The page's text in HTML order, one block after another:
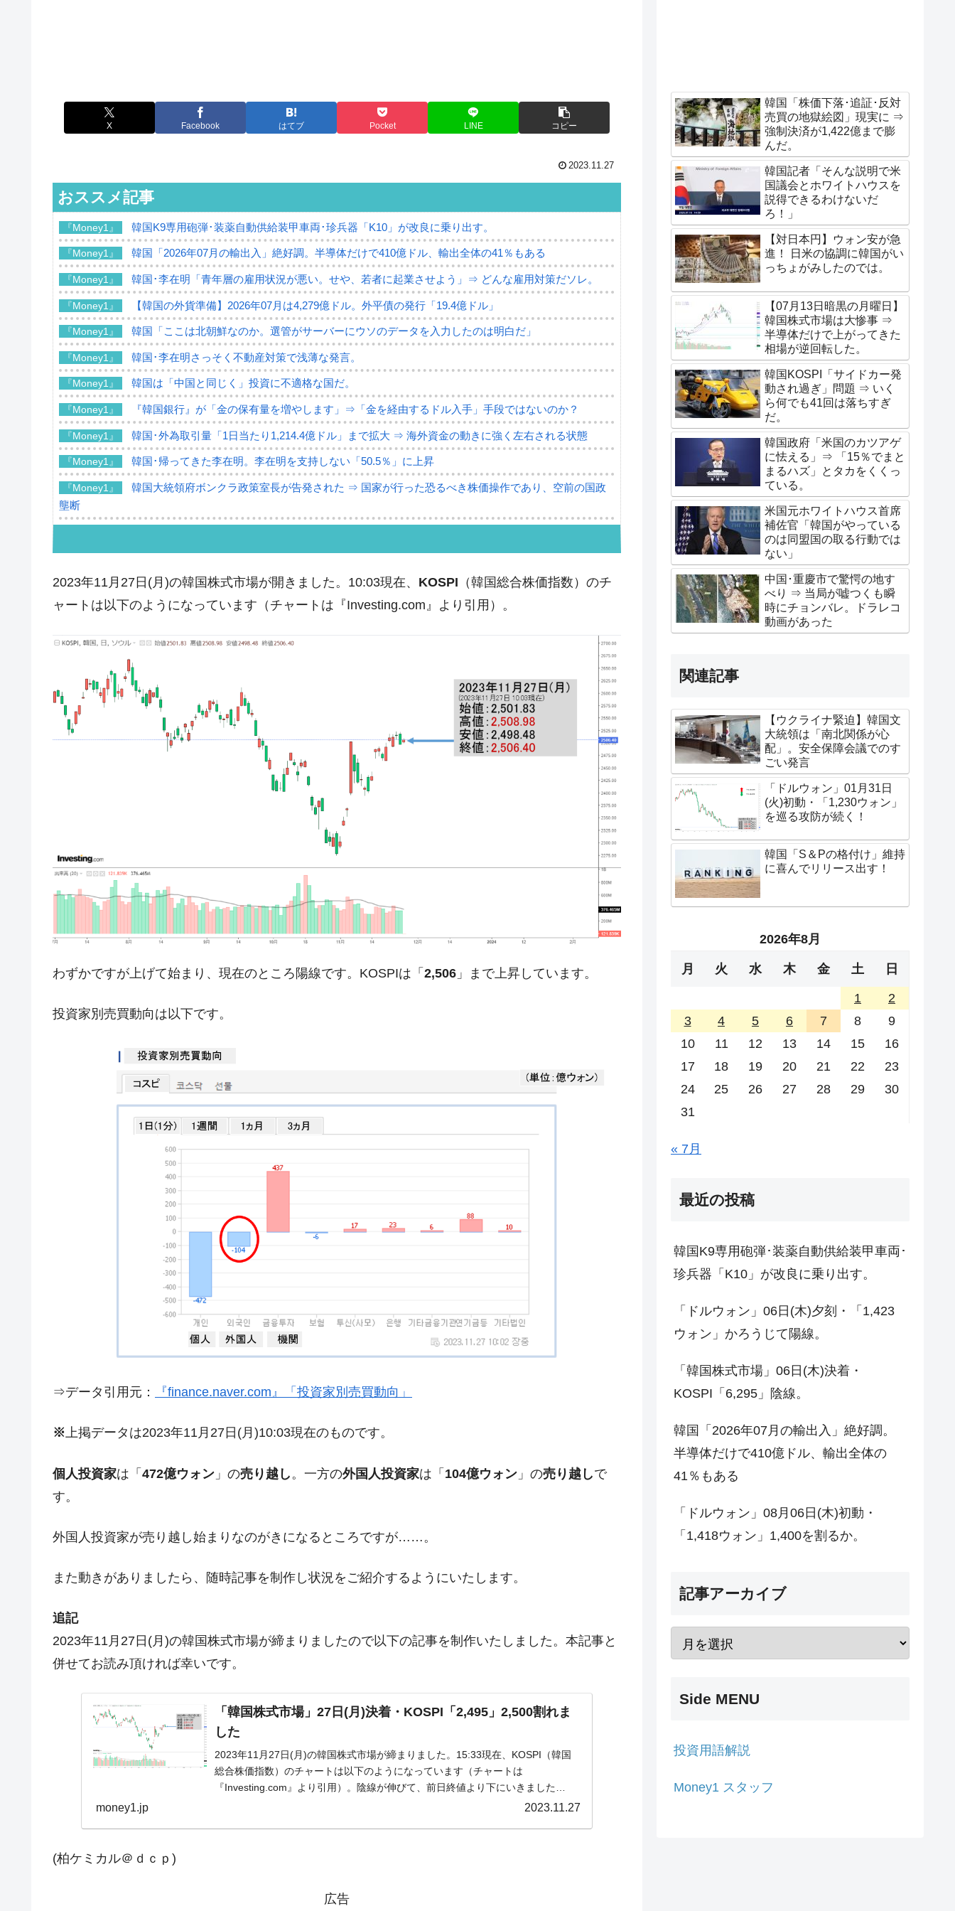
X Facebook はてブ Pocket LINE コピー
2023.11.27
おススメ記事
『Money1』 韓国K9専用砲弾･装薬自動供給装甲車両･珍兵器「K10」が改良に乗り出す。
『Money1』 韓国「2026年07月の輸出入」絶好調。半導体だけで410億ドル、輸出全体の41％もある
『Money1』 韓国･李在明「青年層の雇用状況が悪い。せや、若者に起業させよう」⇒ どんな雇用対策だソレ。
『Money1』 【韓国の外貨準備】2026年07月は4,279億ドル。外平債の発行「19.4億ドル」
『Money1』 韓国「ここは北朝鮮なのか。選管がサーバーにウソのデータを入力したのは明白だ」
『Money1』 韓国･李在明さっそく不動産対策で浅薄な発言。
『Money1』 韓国は「中国と同じく」投資に不適格な国だ。
『Money1』 『韓国銀行』が「金の保有量を増やします」⇒「金を経由するドル入手」手段ではないのか？
『Money1』 韓国･外為取引量「1日当たり1,214.4億ドル」まで拡大 ⇒ 海外資金の動きに強く左右される状態
『Money1』 韓国･帰ってきた李在明。李在明を支持しない「50.5％」に上昇
『Money1』
韓国大統領府ボンクラ政策室長が告発された ⇒ 国家が行った恐るべき株価操作であり、空前の国政
壟断
中国だけが鉄鋼輸出を異常増加させる ⇒ 中国の過剰生産が世界を蝕む。
『Money1』 韓国製造業「半導体絶好調」のウラで他業種は全般的「不調」⇒ PSIが示す現況は決して良くない。
『Money1』 【米韓激突案件】韓国消費者院が『クーパン』1人当たり賠償10万ウォンを認定 ⇒ 総額3兆7,000億
『Money1』
韓国型イージス搭載の次世代駆逐艦「KDDX」1番艦、2032年竣工と公示
『Money1』 【対日本円】ウォン安が急進！ 日米の協調に韓国がいっちょがみしたのでは。
『Money1』
韓国政府『BYD』車への補助金を全廃 ⇒ 実は韓国で『BYD』車は売れている。6カ月で対前年同期比
1.9倍！
在韓米国大使スティールが着韓！⇒ さっそく空港に詰めかけ「出て行け！」「極右勢力」のプラカー
韓国政府「2035年までに18.4GW規模のAIデータセンター整備」⇒ だから無理だってば。
JPモルガン「韓国レバレッジETFの清算はほぼ終わった」
『Money1』 韓国『国民年金公団』株価暴落で200兆蒸発。
『Money1』 韓国政府「ニセＫ-ブランドを通報しようキャンペーン」⇒ あの名物教授も登場！
『Money1』 韓国「橋が落ちました」⇒ 耐久性「なさすぎ」では。
『Money1』 韓国鉄鋼最大手『POSCO』ズブズブ沈む。営業利益80.2％も減少
する差別。許してはおかぬ
韓国･加徳島新国際空港「またも暗礁」の危機 ⇒ 10.7兆では損が出るからできない。
【速報】韓国株式市場の暴落・本日07月29日(水)もサイドカー・サーキットブレイカーの二段コンボ
IT産業は人を雇用する効果は低い。全産業の半分未満しか雇用を生まない
韓国「株式市場が賭博場のように変質したのは政界の責任だ」
韓国「2026年1Q 資金循環統計」面白い結果に。
韓国化学企業最大手『ロッテケミカル』純借入金が約8兆。信用格付け「ネガティブ」にダウン
韓国株式市場･暗黒の火曜日。サーキットブレイカーも発動！ 半導体2銘柄の暴落
日本の誇る海洋資源調査船『白嶺』は先進技術の塊！
夏の甲子園、優勝校を最も多く輩出している都道府県とは？
今話題の「楽天ライオンズ」とは？
奇跡の毛色「白毛馬」とは？
全て勝つといくら？ 競馬GI競走で勝利騎手がもらえる賞金とは？
Fact1 日本人マスターズ挑戦の歴史。松山以前に最高位だった選手とは？
2023年11月27日(月)の韓国株式市場が開きました。10:03現在、 KOSPI （韓国総合株価指数）のチ
ャートは以下のようになっています（チャートは『Investing.com』より引用）。
わずかですが上げて始まり、現在のところ陽線です。KOSPIは「 2,506 」まで上昇しています。
投資家別売買動向は以下です。
⇒データ引用元： 『finance.naver.com』「投資家別売買動向」
※上掲データは2023年11月27日(月)10:03現在のものです。
個人投資家は「 472億ウォン 」の売り越し 。一方の外国人投資家は「 104億ウォン 」の売り越しで
す。
外国人投資家が売り越し始まりなのがきになるところですが……。
また動きがありましたら、随時記事を制作し状況をご紹介するようにいたします。
追記
2023年11月27日(月)の韓国株式市場が締まりましたので以下の記事を制作いたしました。本記事と
併せてお読み頂ければ幸いです。
「韓国株式市場」27日(月)決着・KOSPI「2,495」2,500割れま
した
2023年11月27日(月)の韓国株式市場が締まりました。15:33現在、KOSPI（韓国
総合株価指数）のチャートは以下のようになっています（チャートは
『Investing.com』より引用）。陰線が伸びて、前日終値より下にいきました
money1.jp 2023.11.27
(柏ケミカル＠ｄｃｐ)
広告
韓国「株価下落･追証･反対
売買の地獄絵図」現実に ⇒
強制決済が1,422億まで膨
んだ。
韓国記者「そんな説明で米
国議会とホワイトハウスを
説得できるわけないだ
ろ！」
【対日本円】ウォン安が急
進！ 日米の協調に韓国がい
っちょがみしたのでは。
【07月13日暗黒の月曜日】
韓国株式市場は大惨事 ⇒
半導体だけで上がってきた
相場が逆回転した。
韓国KOSPI「サイドカー発
動され過ぎ」問題 ⇒ いく
ら何でも41回は落ちすぎ
だ。
韓国政府「米国のカツアゲ
に怯える」⇒ 「15％でまと
まるハズ」とタカをくくっ
ている。
米国元ホワイトハウス首席
補佐官「韓国がやっている
のは同盟国の取る行動では
ない」
中国･重慶市で驚愕の地す
べり ⇒ 当局が嘘つくも瞬
時にチョンバレ。ドラレコ
動画があった
関連記事
【ウクライナ緊迫】韓国文
大統領は「南北関係が心
配」。安全保障会議でのす
ごい発言
「ドルウォン」01月31日
(火)初動・「1,230ウォン」
を巡る攻防が続く！
韓国「S＆Pの格付け」維持
に喜んでリリース出す！
2026年8月
月 火 水 木 金 土 日
1
2
3
4 5 6 7 8
9
10
11 12 13 14 15
16
17
18 19 20 21 22
23
24
25 26 27 28 29
30
31
« 7月
最近の投稿
韓国K9専用砲弾･装薬自動供給装甲車両･
珍兵器「K10」が改良に乗り出す。
「ドルウォン」06日(木)夕刻・「1,423
ウォン」かろうじて陽線。
「韓国株式市場」06日(木)決着・
KOSPI「6,295」陰線。
韓国「2026年07月の輸出入」絶好調。
半導体だけで410億ドル、輸出全体の
41％もある
「ドルウォン」08月06日(木)初動・
「1,418ウォン」1,400を割るか。
記事アーカイブ
Side MENU
投資用語解説
Money1 スタッフ